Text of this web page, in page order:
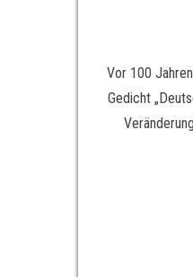
Vor 100
Gedicht